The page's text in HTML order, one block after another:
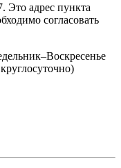
Это адрес пункта
согласовать